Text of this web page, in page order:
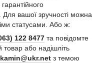
Для вашої зручності можна
статусами. Або ж:
122 8477 та повідомте
або надішліть
з темою